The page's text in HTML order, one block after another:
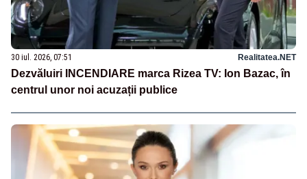
30 iul. 2026, 07:51 Realitatea.NET
Dezvăluiri INCENDIARE marca Rizea TV: Ion Bazac, în
centrul unor noi acuzații publice